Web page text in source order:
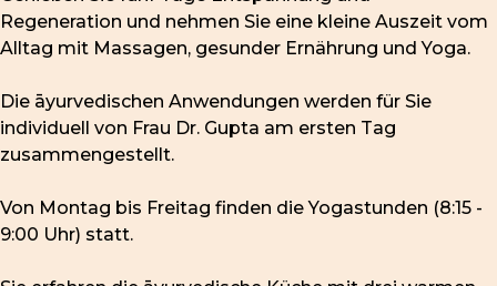
Regeneration und nehmen Sie eine kleine Auszeit vom
Alltag mit Massagen, gesunder Ernährung und Yoga.
Die āyurvedischen Anwendungen werden für Sie
individuell von Frau Dr. Gupta am ersten Tag
zusammengestellt.
Von Montag bis Freitag finden die Yogastunden (8:15 -
9:00 Uhr) statt.